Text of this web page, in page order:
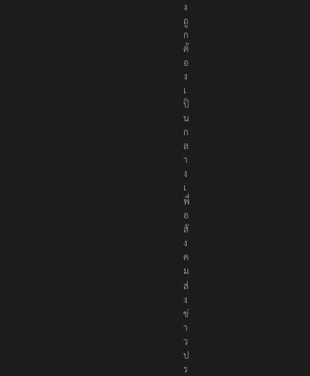
ง
ถู
ก
ต้
อ
ง
เ
ป็
น
ก
ล
า
ง
เ
พื่
อ
สั
ง
ค
ม
ส่
ง
ข่
า
ว
ป
ร